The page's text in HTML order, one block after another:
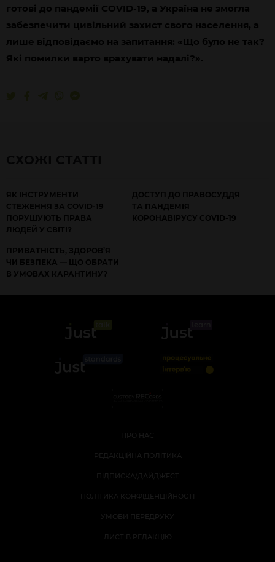
готові до пандемії COVID-19, а Україна не змогла
забезпечити цивільний захист свого населення, а
лише відповідаємо на запитання: «Що було не так?
Які помилки варто врахувати надалі?».
ЯК ІНСТРУМЕНТИ
СТЕЖЕННЯ ЗА COVID-19
ПОРУШУЮТЬ ПРАВА
ЛЮДЕЙ У СВІТІ?
ДОСТУП ДО ПРАВОСУДДЯ
ТА ПАНДЕМІЯ
КОРОНАВІРУСУ COVID-19
ПРИВАТНІСТЬ, ЗДОРОВ’Я
ЧИ БЕЗПЕКА — ЩО ОБРАТИ
В УМОВАХ КАРАНТИНУ?
ПРО НАС
РЕДАКЦІЙНА ПОЛІТИКА
ПІДПИСКА/ДАЙДЖЕСТ
ПОЛІТИКА КОНФІДЕНЦІЙНОСТІ
УМОВИ ПЕРЕДРУКУ
ЛИСТ В РЕДАКЦІЮ